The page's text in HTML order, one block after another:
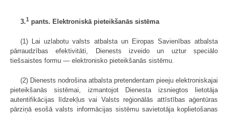
3.1 pants. Elektroniskā pieteikšanās sistēma
(1) Lai uzlabotu valsts atbalsta un Eiropas Savienības atbalsta
pārraudzības efektivitāti, Dienests izveido un uztur speciālo
tiešsaistes formu — elektronisko pieteikšanās sistēmu.
(2) Dienests nodrošina atbalsta pretendentam pieeju elektroniskajai
pieteikšanās sistēmai, izmantojot Dienesta izsniegtos lietotāja
autentifikācijas līdzekļus vai Valsts reģionālās attīstības aģentūras
pārziņā esošā valsts informācijas sistēmu savietotāja koplietošanas